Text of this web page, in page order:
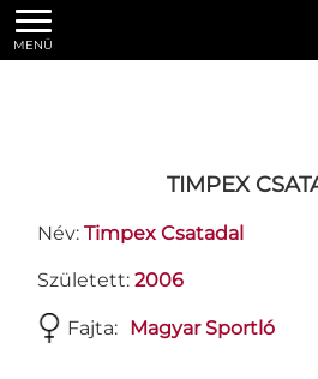
MENÜ
TIMPEX
Név:Timpex Csatadal
Született:2006
Fajta: Magyar Sportló